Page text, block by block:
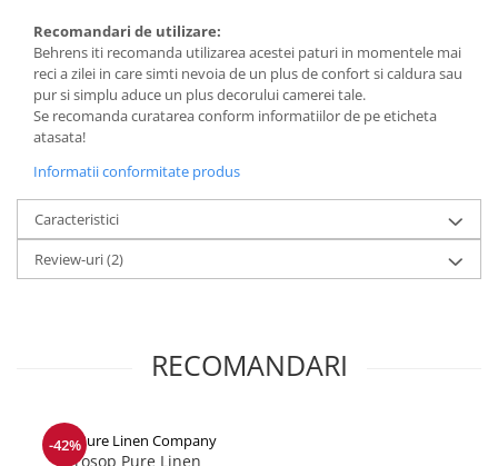
Recomandari de utilizare:
Behrens iti recomanda utilizarea acestei paturi in momentele mai
reci a zilei in care simti nevoia de un plus de confort si caldura sau
pur si simplu aduce un plus decorului camerei tale.
Se recomanda curatarea conform informatiilor de pe eticheta
atasata!
Informatii conformitate produs
Caracteristici
Review-uri(2)
RECOMANDARI
-42%
The Pure Linen Company
Prosop Pure Linen